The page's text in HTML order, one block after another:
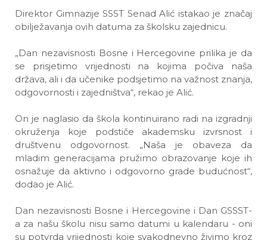
Direktor Gimnazije SSST Senad Alić istakao je značaj
obilježavanja ovih datuma za školsku zajednicu.
„Dan nezavisnosti Bosne i Hercegovine prilika je da
se prisjetimo vrijednosti na kojima počiva naša
država, ali i da učenike podsjetimo na važnost znanja,
odgovornosti i zajedništva“, rekao je Alić.
On je naglasio da škola kontinuirano radi na izgradnji
okruženja koje podstiče akademsku izvrsnost i
društvenu odgovornost. „Naša je obaveza da
mladim generacijama pružimo obrazovanje koje ih
osnažuje da aktivno i odgovorno grade budućnost“,
dodao je Alić.
Dan nezavisnosti Bosne i Hercegovine i Dan GSSST-
a za našu školu nisu samo datumi u kalendaru - oni
su potvrda vrijednosti koje svakodnevno živimo kroz